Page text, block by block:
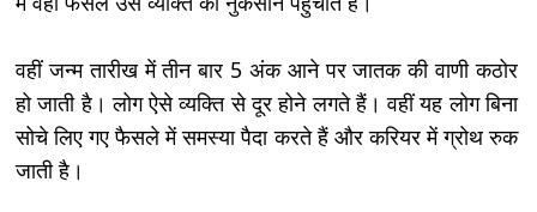
वहीं जन्म तारीख में तीन बार 5 अंक आने पर जातक की वाणी कठोर
हो जाती है। लोग ऐसे व्यक्ति से दूर होने लगते हैं। वहीं यह लोग बिना
सोचे लिए गए फैसले में समस्या पैदा करते हैं और करियर में ग्रोथ रुक
जाती है।